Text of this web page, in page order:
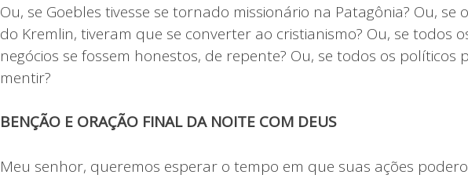
Ou, se Goebles tivesse se tornado missionário na Patagônia? Ou, se
do Kremlin, tiveram que se converter ao cristianismo? Ou, se todos
negócios se fossem honestos, de repente? Ou, se todos os políticos
mentir?
BENÇÃO E ORAÇÃO FINAL DA NOITE COM DEUS
Meu senhor, queremos esperar o tempo em que suas ações